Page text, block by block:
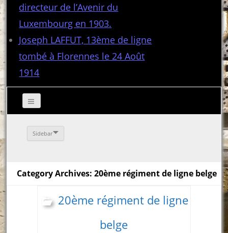
directeur de l’Avenir du
Luxembourg en 1903.
Joseph LAFFUT, 13ème de ligne
tombé à Florennes le 24 Août
1914
Sidebar
Category Archives: 20ème régiment de ligne belge
20ème régiment de ligne
belge